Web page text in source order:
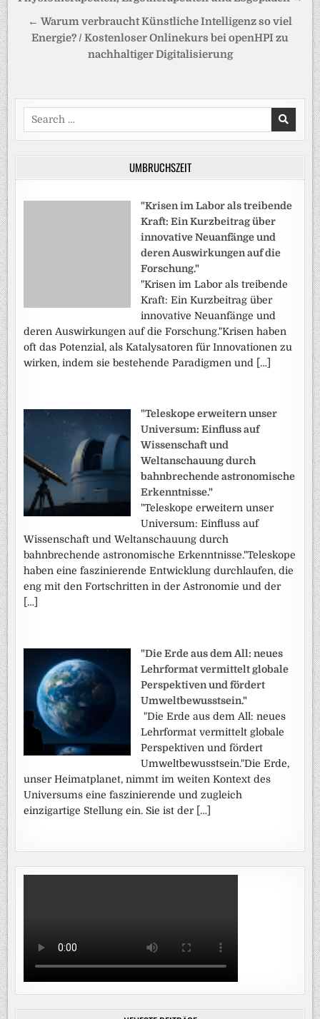
← Warum verbraucht Künstliche Intelligenz so viel
Energie? / Kostenloser Onlinekurs bei openHPI zu
nachhaltiger Digitalisierung
Search
for:
UMBRUCHSZEIT
"Krisen im Labor als treibende
Kraft: Ein Kurzbeitrag über
innovative Neuanfänge und
deren Auswirkungen auf die
Forschung."
"Krisen im Labor als treibende
Kraft: Ein Kurzbeitrag über
innovative Neuanfänge und
deren Auswirkungen auf die Forschung."Krisen haben
oft das Potenzial, als Katalysatoren für Innovationen zu
wirken, indem sie bestehende Paradigmen und […]
"Teleskope erweitern unser
Universum: Einfluss auf
Wissenschaft und
Weltanschauung durch
bahnbrechende astronomische
Erkenntnisse."
"Teleskope erweitern unser
Universum: Einfluss auf
Wissenschaft und Weltanschauung durch
bahnbrechende astronomische Erkenntnisse."Teleskope
haben eine faszinierende Entwicklung durchlaufen, die
eng mit den Fortschritten in der Astronomie und der
[…]
"Die Erde aus dem All: neues
Lehrformat vermittelt globale
Perspektiven und fördert
Umweltbewusstsein."
"Die Erde aus dem All: neues
Lehrformat vermittelt globale
Perspektiven und fördert
Umweltbewusstsein."Die Erde,
unser Heimatplanet, nimmt im weiten Kontext des
Universums eine faszinierende und zugleich
einzigartige Stellung ein. Sie ist der […]